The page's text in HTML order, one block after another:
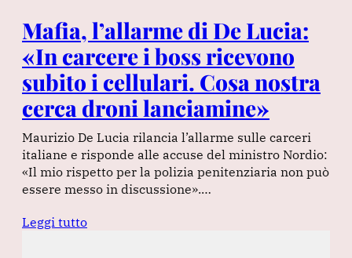
Mafia, l’allarme di De Lucia:
«In carcere i boss ricevono
subito i cellulari. Cosa nostra
cerca droni lanciamine»
Maurizio De Lucia rilancia l’allarme sulle carceri
italiane e risponde alle accuse del ministro Nordio:
«Il mio rispetto per la polizia penitenziaria non può
essere messo in discussione».…
Leggi tutto